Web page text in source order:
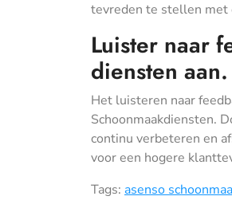
tevreden te stellen met
Luister naar
diensten aan.
Het luisteren naar
Schoonmaakdiensten.
continu verbeteren en
voor een hogere
Tags: asenso